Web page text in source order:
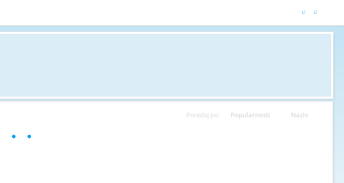
Poredaj po: Popularnosti Naziv